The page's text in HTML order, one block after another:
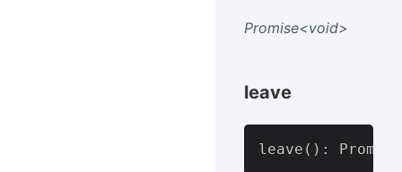
Promise<void>
leave